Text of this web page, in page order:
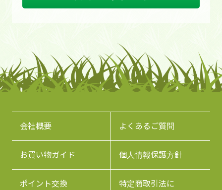
会社概要 よくあるご質問
お買い物ガイド 個人情報保護方針
ポイント交換 特定商取引法に